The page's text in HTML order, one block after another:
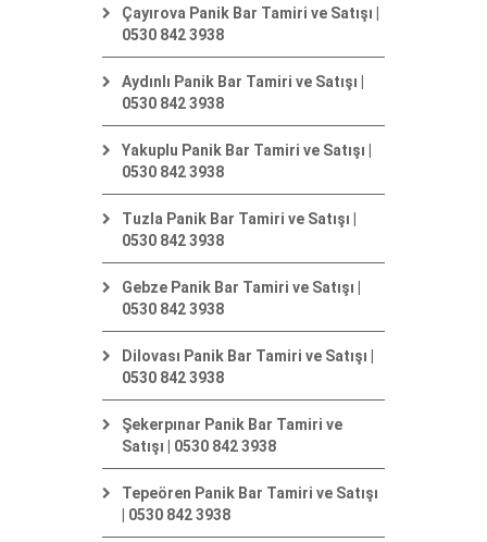
Çayırova Panik Bar Tamiri ve Satışı |
0530 842 3938
Aydınlı Panik Bar Tamiri ve Satışı |
0530 842 3938
Yakuplu Panik Bar Tamiri ve Satışı |
0530 842 3938
Tuzla Panik Bar Tamiri ve Satışı |
0530 842 3938
Gebze Panik Bar Tamiri ve Satışı |
0530 842 3938
Dilovası Panik Bar Tamiri ve Satışı |
0530 842 3938
Şekerpınar Panik Bar Tamiri ve
Satışı | 0530 842 3938
Tepeören Panik Bar Tamiri ve Satışı
| 0530 842 3938